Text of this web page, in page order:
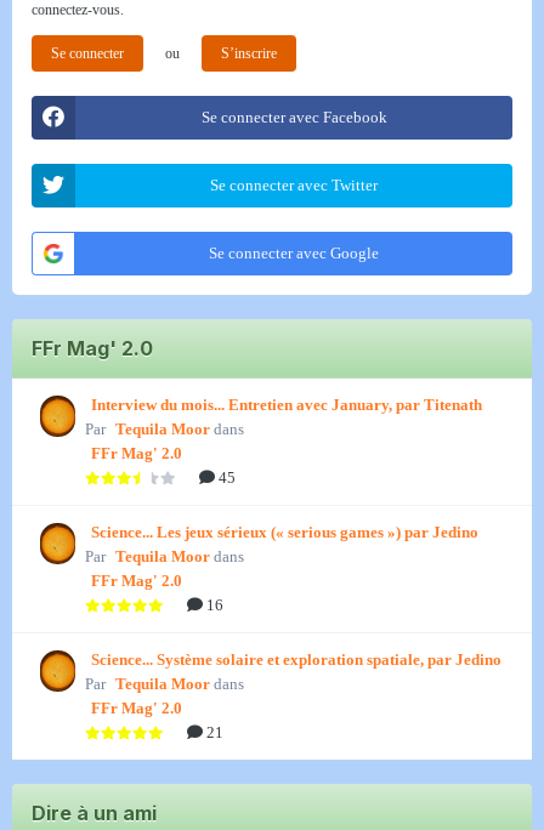
connectez-vous.
Se connecter ou S’inscrire
Se connecter avec Facebook
Se connecter avec Twitter
Se connecter avec Google
FFr Mag' 2.0
Interview du mois... Entretien avec January, par Titenath
Par Tequila Moor dans
FFr Mag' 2.0
45
Science... Les jeux sérieux (« serious games ») par Jedino
Par Tequila Moor dans
FFr Mag' 2.0
16
Science... Système solaire et exploration spatiale, par Jedino
Par Tequila Moor dans
FFr Mag' 2.0
21
Dire à un ami